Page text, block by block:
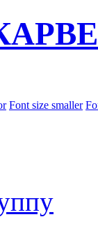
Font size smaller